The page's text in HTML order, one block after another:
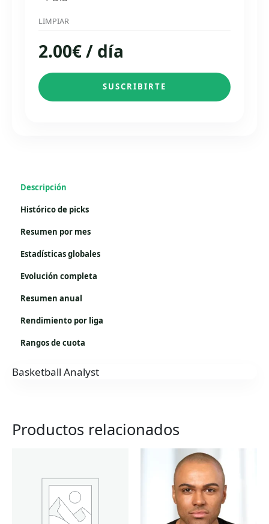
LIMPIAR
2.00€/ día
SUSCRIBIRTE
Descripción
Histórico de picks
Resumen por mes
Estadísticas globales
Evolución completa
Resumen anual
Rendimiento por liga
Rangos de cuota
Basketball Analyst
Productos relacionados